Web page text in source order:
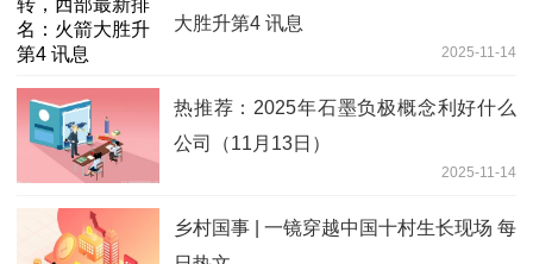
大胜升第4 讯息
2025-11-14
热推荐：2025年石墨负极概念利好什么
公司（11月13日）
2025-11-14
乡村国事 | 一镜穿越中国十村生长现场 每